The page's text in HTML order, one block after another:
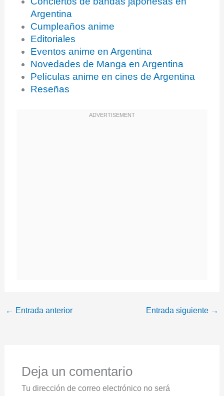
Argentina
Cumpleaños anime
Editoriales
Eventos anime en Argentina
Novedades de Manga en Argentina
Películas anime en cines de Argentina
Reseñas
← Entrada anterior Entrada siguiente →
Deja un comentario
Tu dirección de correo electrónico no será